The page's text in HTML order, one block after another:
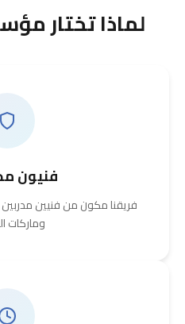
لماذا تختار
فنيون
فريقنا مكون من فنيين
وماركات